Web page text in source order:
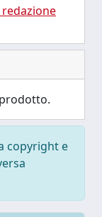
copyright e